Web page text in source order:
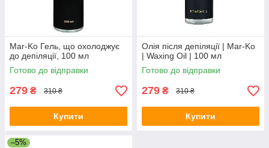
Mar-Ko Гель, що охолоджує
до депіляції, 100 мл
Готово до відправки
279 ₴ 310 ₴
Купити
Олія після депіляції | Mar-Ko
| Waxing Oil | 100 мл
Готово до відправки
279 ₴ 310 ₴
Купити
–5%